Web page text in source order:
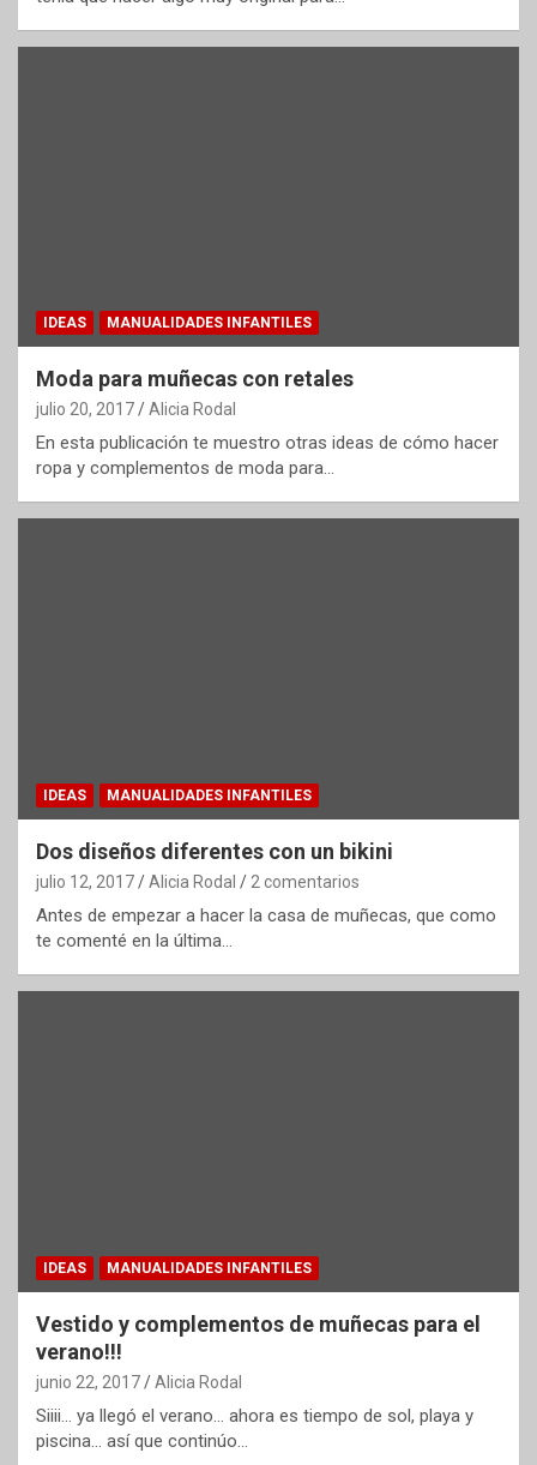
IDEAS MANUALIDADES INFANTILES
Moda para muñecas con retales
julio 20, 2017 Alicia Rodal
En esta publicación te muestro otras ideas de cómo hacer
ropa y complementos de moda para…
IDEAS MANUALIDADES INFANTILES
Dos diseños diferentes con un bikini
julio 12, 2017 Alicia Rodal 2 comentarios
Antes de empezar a hacer la casa de muñecas, que como
te comenté en la última…
IDEAS MANUALIDADES INFANTILES
Vestido y complementos de muñecas para el
verano!!!
junio 22, 2017 Alicia Rodal
Siiii… ya llegó el verano… ahora es tiempo de sol, playa y
piscina… así que continúo…